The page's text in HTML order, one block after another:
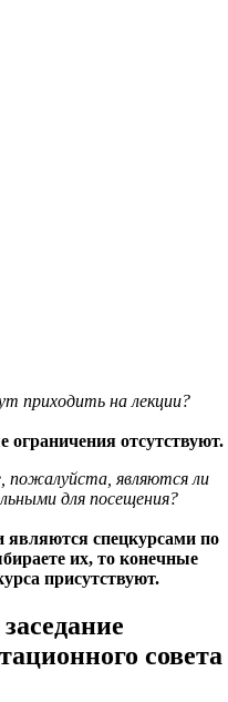
приходить на лекции?
отсутствуют.
являются ли
для посещения?
спецкурсами по
их, то конечные
присутствуют.
совета